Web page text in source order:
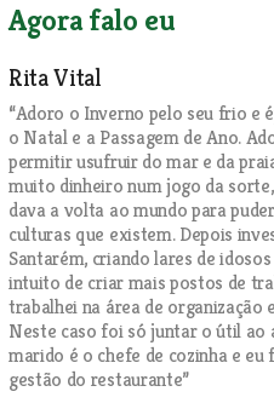
Agora falo eu
Rita Vital
“Adoro o Inverno pelo seu frio e
o Natal e a Passagem de Ano.
permitir usufruir do mar e da
muito dinheiro num jogo da
dava a volta ao mundo para
culturas que existem. Depois
Santarém, criando lares de
intuito de criar mais postos de
trabalhei na área de organização
Neste caso foi só juntar o útil ao
marido é o chefe de cozinha e
gestão do restaurante”